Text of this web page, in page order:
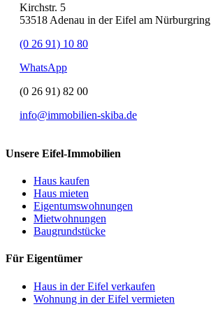
Kirchstr. 5
53518 Adenau in der Eifel am Nürburgring
(0 26 91) 10 80
WhatsApp
(0 26 91) 82 00
info@immobilien-skiba.de
Unsere Eifel-Immobilien
Haus kaufen
Haus mieten
Eigentumswohnungen
Mietwohnungen
Baugrundstücke
Für Eigentümer
Haus in der Eifel verkaufen
Wohnung in der Eifel vermieten